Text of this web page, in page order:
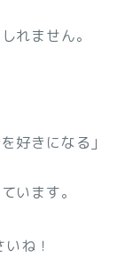
れません。
好きになる」
います。
ね！